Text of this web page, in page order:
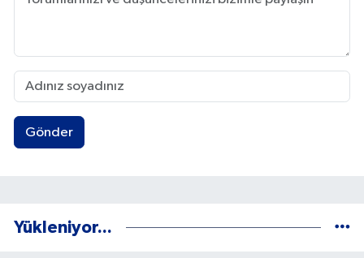
Gönder
Yükleniyor...